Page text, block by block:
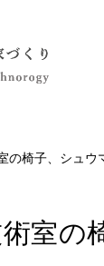
の椅子、シュウ
室の